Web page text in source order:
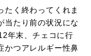
く終わってくれま
当たり前の状況にな
年末、チェコに行
かつアレルギー性鼻